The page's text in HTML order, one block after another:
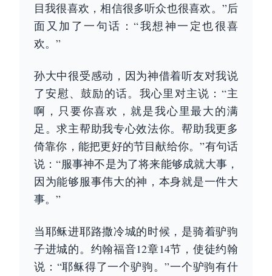
目我很喜欢，相信很多听众也很喜欢。”后
面又加了一句话：“我想神一定也很喜
欢。”
孙大中很受感动，因为神借着听友对我说
了安慰、鼓励的话。我心里对主说：“主
啊，只要你喜欢，就是我心里最大的满
足。求主帮助我专心效法你。帮助我更多
倚靠你，能把更好的节目献给你。”有句话
说：“服事神不是为了将来能够成就大事，
因为能够服事伟大的神，本身就是一件大
事。”
当耶稣进耶路撒冷城的时候，是骑着驴驹
子进城的。约翰福音12章14节，使徒约翰
说：“耶稣得了一个驴驹。”一个驴驹有什